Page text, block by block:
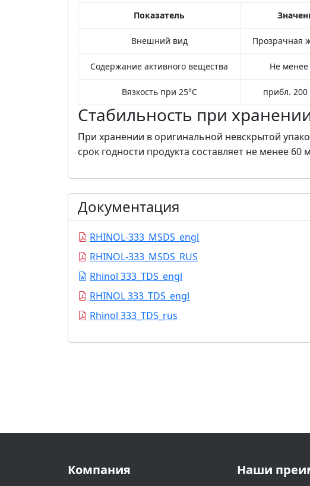
Показатель
Внешний вид Прозрачная
Содержание активного вещества Не менее
Вязкость при 25°C прибл. 200
Стабильность при
При хранении в оригинальной невскрытой
срок годности продукта составляет не менее 60
Документация
RHINOL-333_MSDS_engl
RHINOL-333_MSDS_RUS
Rhinol 333_TDS_engl
RHINOL 333_TDS_engl
Rhinol 333_TDS_rus
Компания Наши